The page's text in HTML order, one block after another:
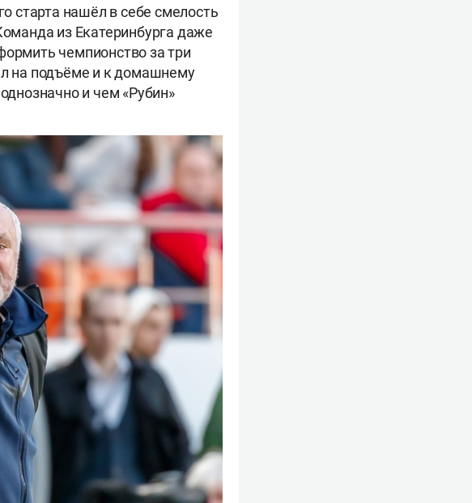
старта нашёл в себе смелость
из Екатеринбурга даже
чемпионство за три
на подъёме и к домашнему
и чем «Рубин»